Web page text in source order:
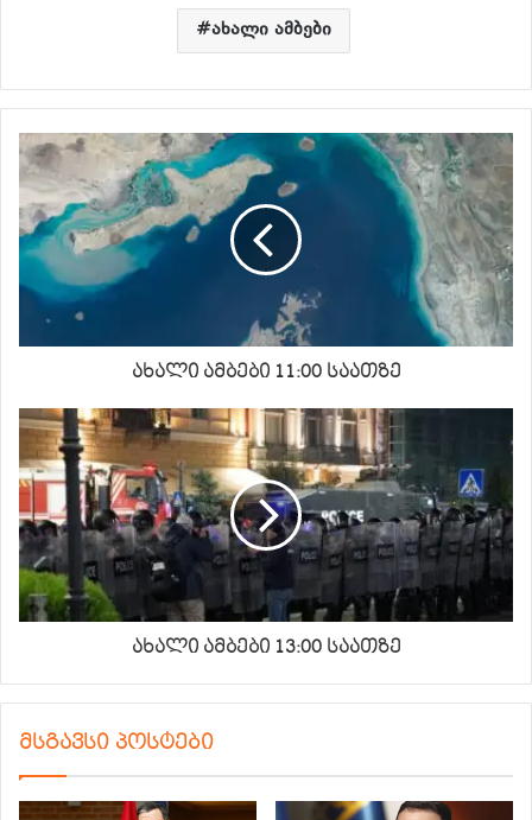
ახალი ამბები
ახალი ამბები 11:00 საათზე
ახალი ამბები 13:00 საათზე
მსგავსი პოსტები